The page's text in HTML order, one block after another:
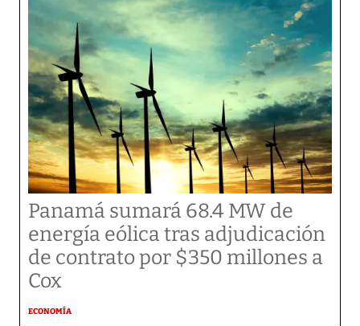
Panamá sumará 68.4 MW de
energía eólica tras adjudicación
de contrato por $350 millones a
Cox
ECONOMÍA